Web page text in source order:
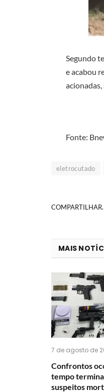
Segundo
e acabou
Fonte:
eletrocutado
COMPARTILHAR.
MAIS
7 de agosto de
Confrontos
tempo
suspeitos